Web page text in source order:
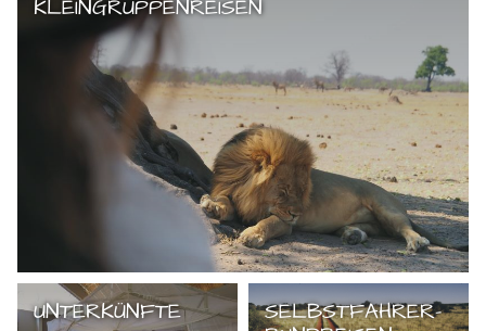
KLEINGRUPPENREISEN
UNTERKÜNFTE SELBSTFAHRER-